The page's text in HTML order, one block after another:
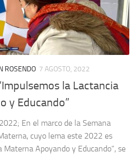
ROSENDO 7 AGOSTO, 2022
la Lactancia
y Educando”
En el marco de la Semana
cuyo lema este 2022 es
Materna Apoyando y Educando”, se